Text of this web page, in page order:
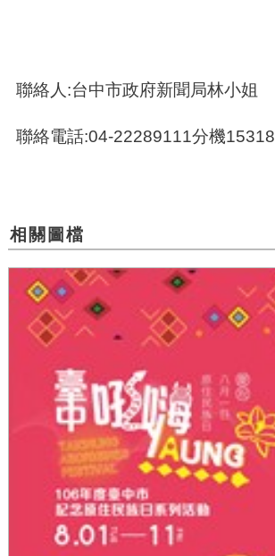
聯絡人:台中市政府新聞局林小姐
聯絡電話:04-22289111分機15318
相關圖檔